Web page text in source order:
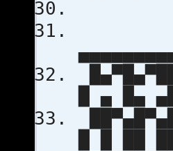
█ ▄ █▄
█ █ ██